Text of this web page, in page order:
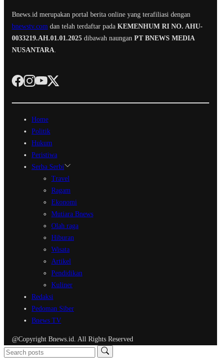
Bnews.id merupakan portal berita online yang terafiliasi dengan
bnewstv.com dan telah terdaftar pada KEMENHUM RI NO. AHU-
0033219.AH.01.01.2025 dibawah naungan PT BNEWS MEDIA
NUSANTARA.
Home
Politik
Hukum
Peristiwa
Serba Serbi
Travel
Ragam
Ekonomi
Mutiara Bnews
Olah raga
Hiburan
Wisata
Artikel
Pendidikan
Kuliner
Redaksi
Pedoman Siber
Bnews TV
@Copyright Bnews.id. All Rights Reserved